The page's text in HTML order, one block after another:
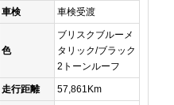
車検 車検受渡
色
ブリスクブルーメ
タリック/ブラック
2トーンルーフ
走行距離 57,861Km